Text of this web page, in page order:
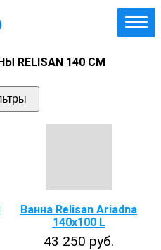
RELISAN 140 СМ
Ванна Relisan Ariadna
140x100 L
43 250 руб.